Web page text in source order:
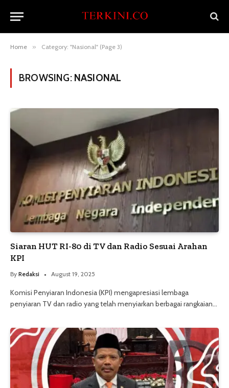
Home » Category: "Nasional" (Page 3)
BROWSING: NASIONAL
Siaran HUT RI-80 di TV dan Radio Sesuai Arahan
KPI
By Redaksi August 19, 2025
Komisi Penyiaran Indonesia (KPI) mengapresiasi lembaga
penyiaran TV dan radio yang telah menyiarkan berbagai rangkaian…